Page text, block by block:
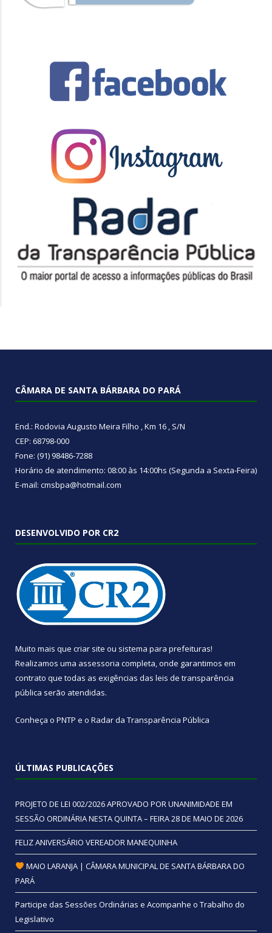
CÂMARA DE SANTA BÁRBARA DO PARÁ
End.: Rodovia Augusto Meira Filho , Km 16 , S/N
CEP: 68798-000
Fone: (91) 98486-7288
Horário de atendimento: 08:00 às 14:00hs (Segunda a Sexta-Feira)
E-mail: cmsbpa@hotmail.com
DESENVOLVIDO POR CR2
Muito mais que criar site ou sistema para prefeituras!
Realizamos uma assessoria completa, onde garantimos em
contrato que todas as exigências das leis de transparência
pública serão atendidas.
Conheça o PNTP e o Radar da Transparência Pública
ÚLTIMAS PUBLICAÇÕES
PROJETO DE LEI 002/2026 APROVADO POR UNANIMIDADE EM
SESSÃO ORDINÁRIA NESTA QUINTA – FEIRA 28 DE MAIO DE 2026
FELIZ ANIVERSÁRIO VEREADOR MANEQUINHA
MAIO LARANJA | CÂMARA MUNICIPAL DE SANTA BÁRBARA DO
PARÁ
Participe das Sessões Ordinárias e Acompanhe o Trabalho do
Legislativo